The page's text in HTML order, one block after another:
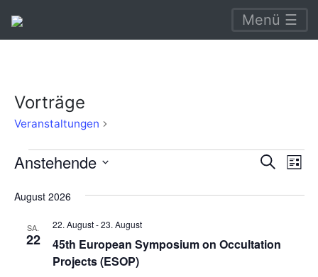
Menü ☰
Vorträge
Veranstaltungen
Veranstaltungen SucheListe
Anstehende
wählen.
August 2026
SA.
22
45th European Symposium on Occultation
Projects (ESOP)
22. August-23. August